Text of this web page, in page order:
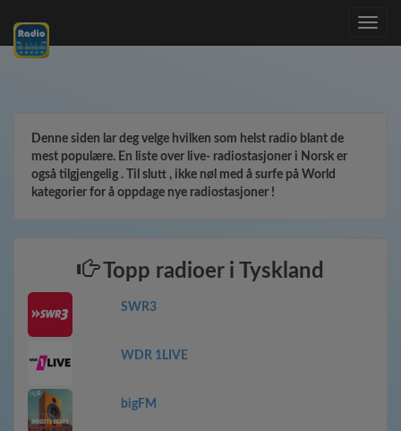
Toggle
Denne siden lar deg velge hvilken som helst radio blant de
mest populære. En liste over live- radiostasjoner i Norsk er
også tilgjengelig . Til slutt , ikke nøl med å surfe på World
kategorier for å oppdage nye radiostasjoner !
Topp radioer i Tyskland
SWR3
WDR 1LIVE
bigFM